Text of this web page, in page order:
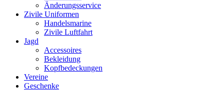
Änderungsservice
Zivile Uniformen
Handelsmarine
Zivile Luftfahrt
Jagd
Accessoires
Bekleidung
Kopfbedeckungen
Vereine
Geschenke